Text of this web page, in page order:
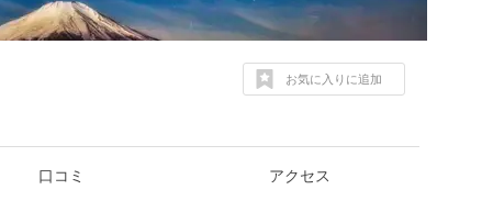
お気に入りに追加
口コミ アクセス